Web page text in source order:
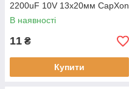
2200uF 10V 13х20мм CapXon
В наявності
11 ₴
Купити